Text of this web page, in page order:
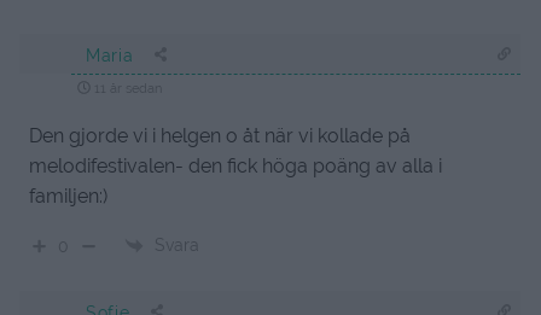
Maria
Den gjorde vi i helgen o åt när vi kollade på
melodifestivalen- den fick höga poäng av alla i
familjen:)
Svara